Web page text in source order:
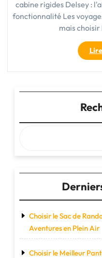
cabine rigides Delsey :
fonctionnalité Les
mais
Choisir le Sac de
Aventures en Plein Air
Choisir le Meilleur